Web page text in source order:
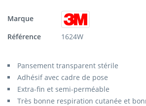
Marque
Référence
1624W
Pansement transparent stérile
Adhésif avec cadre de pose
Extra-fin et semi-perméable
Très bonne respiration cutanée et